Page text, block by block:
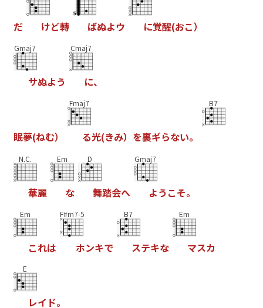
だ けど轉 ばぬよウ に覚醒(おこ）
Gmaj7
サぬよう
Cmaj7
に、
眠夢(ねむ）
Fmaj7
る光(きみ） を裏ギらない。
B7
N.C.
華麗
Em
な
D
舞踏会へ
Gmaj7
よう こそ。
Em
これは
F#m7-5
ホンキで
B7
ステキな
Em
マスカ
E
レイ ド。